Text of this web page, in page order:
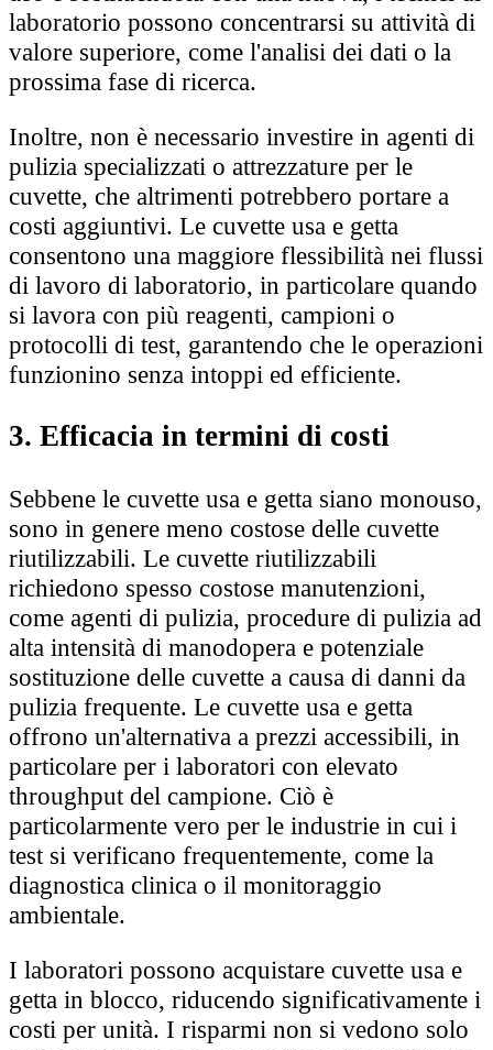
laboratorio possono concentrarsi su attività di
valore superiore, come l'analisi dei dati o la
prossima fase di ricerca.
Inoltre, non è necessario investire in agenti di
pulizia specializzati o attrezzature per le
cuvette, che altrimenti potrebbero portare a
costi aggiuntivi. Le cuvette usa e getta
consentono una maggiore flessibilità nei flussi
di lavoro di laboratorio, in particolare quando
si lavora con più reagenti, campioni o
protocolli di test, garantendo che le operazioni
funzionino senza intoppi ed efficiente.
3. Efficacia in termini di costi
Sebbene le cuvette usa e getta siano monouso,
sono in genere meno costose delle cuvette
riutilizzabili. Le cuvette riutilizzabili
richiedono spesso costose manutenzioni,
come agenti di pulizia, procedure di pulizia ad
alta intensità di manodopera e potenziale
sostituzione delle cuvette a causa di danni da
pulizia frequente. Le cuvette usa e getta
offrono un'alternativa a prezzi accessibili, in
particolare per i laboratori con elevato
throughput del campione. Ciò è
particolarmente vero per le industrie in cui i
test si verificano frequentemente, come la
diagnostica clinica o il monitoraggio
ambientale.
I laboratori possono acquistare cuvette usa e
getta in blocco, riducendo significativamente i
costi per unità. I risparmi non si vedono solo